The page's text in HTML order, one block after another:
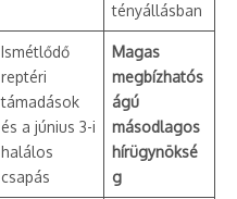
tényállásban
Ismétlődő
reptéri
támadások
és a június 3-i
halálos
csapás
Magas
megbízhatós
ágú
másodlagos
hírügynöksé
g